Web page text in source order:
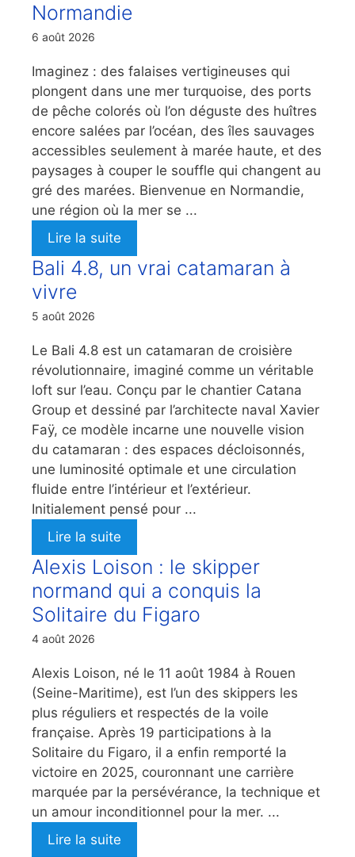
Normandie
6 août 2026
Imaginez : des falaises vertigineuses qui
plongent dans une mer turquoise, des ports
de pêche colorés où l’on déguste des huîtres
encore salées par l’océan, des îles sauvages
accessibles seulement à marée haute, et des
paysages à couper le souffle qui changent au
gré des marées. Bienvenue en Normandie,
une région où la mer se ...
Lire la suite
Bali 4.8, un vrai catamaran à
vivre
5 août 2026
Le Bali 4.8 est un catamaran de croisière
révolutionnaire, imaginé comme un véritable
loft sur l’eau. Conçu par le chantier Catana
Group et dessiné par l’architecte naval Xavier
Faÿ, ce modèle incarne une nouvelle vision
du catamaran : des espaces décloisonnés,
une luminosité optimale et une circulation
fluide entre l’intérieur et l’extérieur.
Initialement pensé pour ...
Lire la suite
Alexis Loison : le skipper
normand qui a conquis la
Solitaire du Figaro
4 août 2026
Alexis Loison, né le 11 août 1984 à Rouen
(Seine-Maritime), est l’un des skippers les
plus réguliers et respectés de la voile
française. Après 19 participations à la
Solitaire du Figaro, il a enfin remporté la
victoire en 2025, couronnant une carrière
marquée par la persévérance, la technique et
un amour inconditionnel pour la mer. ...
Lire la suite